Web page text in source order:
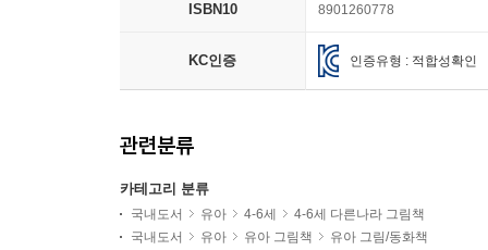
ISBN10 8901260778
KC인증 인증유형 : 적합성확인
관련분류
카테고리 분류
국내도서 유아 4-6세
4-6세 다른나라 그림책
국내도서
유아 유아 그림책
유아 그림/동화책